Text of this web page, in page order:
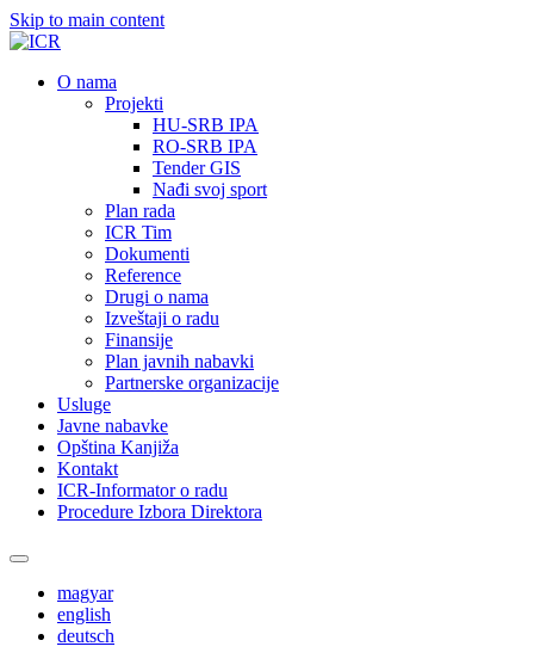
Skip to main content
О nama
Projekti
HU-SRB IPA
RO-SRB IPA
Tender GIS
Nađi svoj sport
Plan rada
ICR Tim
Dokumenti
Reference
Drugi o nama
Izveštaji o radu
Finansije
Plan javnih nabavki
Partnerske organizacije
Usluge
Javne nabavke
Opština Kanjiža
Kontakt
ICR-Informator o radu
Procedure Izbora Direktora
magyar
english
deutsch